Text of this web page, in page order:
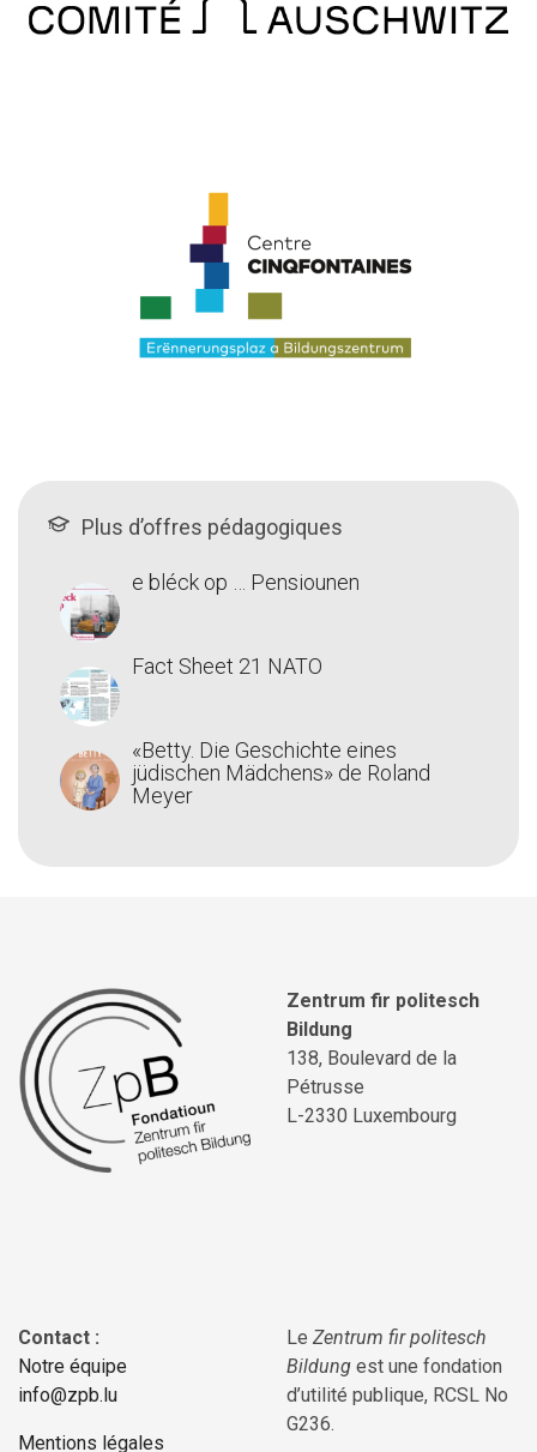
Plus d’offres pédagogiques
e bléck op … Pensiounen
Fact Sheet 21 NATO
«Betty. Die Geschichte eines
jüdischen Mädchens» de Roland
Meyer
Zentrum fir politesch
Bildung
138, Boulevard de la
Pétrusse
L-2330 Luxembourg
Contact :
Notre équipe
info@zpb.lu
Mentions légales
Le Zentrum fir politesch
Bildung est une fondation
d’utilité publique, RCSL No
G236.